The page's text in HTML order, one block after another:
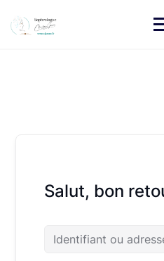
content
Salut, bon